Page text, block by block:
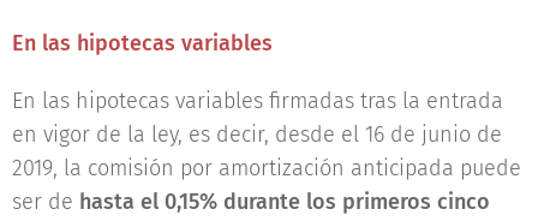
En las hipotecas variables
En las hipotecas variables firmadas tras la entrada
en vigor de la ley, es decir, desde el 16 de junio de
2019, la comisión por amortización anticipada puede
ser de hasta el 0,15% durante los primeros cinco